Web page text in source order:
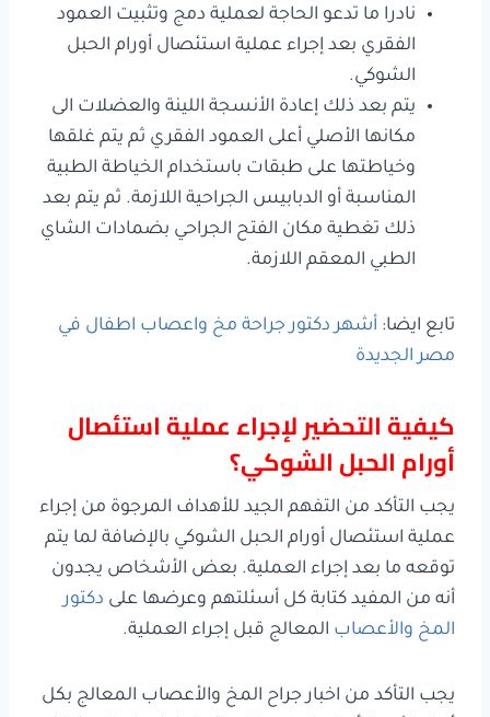
نادرا ما تدعو الحاجة لعملية دمج وتثبيت العمود
الفقري بعد إجراء عملية استئصال أورام الحبل
الشوكي.
يتم بعد ذلك إعادة الأنسجة اللينة والعضلات الى
مكانها الأصلي أعلى العمود الفقري ثم يتم غلقها
وخياطتها على طبقات باستخدام الخياطة الطبية
المناسبة أو الدبابيس الجراحية اللازمة. ثم يتم بعد
ذلك تغطية مكان الفتح الجراحي بضمادات الشاي
الطبي المعقم اللازمة.
تابع ايضا: أشهر دكتور جراحة مخ واعصاب اطفال في
مصر الجديدة
كيفية التحضير لإجراء عملية استئصال
أورام الحبل الشوكي؟
يجب التأكد من التفهم الجيد للأهداف المرجوة من إجراء
عملية استئصال أورام الحبل الشوكي بالإضافة لما يتم
توقعه ما بعد إجراء العملية. بعض الأشخاص يجدون
أنه من المفيد كتابة كل أسئلتهم وعرضها على دكتور
المخ والأعصاب المعالج قبل إجراء العملية.
يجب التأكد من اخبار جراح المخ والأعصاب المعالج بكل